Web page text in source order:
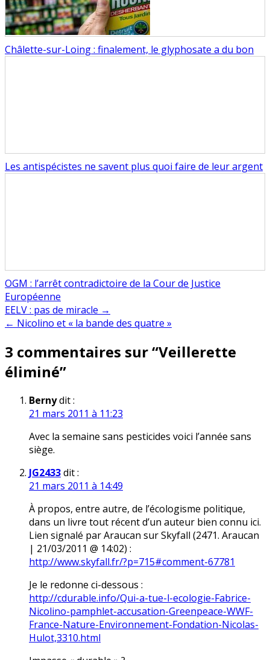
Châlette-sur-Loing : finalement, le glyphosate a du bon
Les antispécistes ne savent plus quoi faire de leur argent
OGM : l’arrêt contradictoire de la Cour de Justice
Européenne
Navigation
de
l’article
EELV : pas de miracle →
← Nicolino et « la bande des quatre »
3 commentaires sur “Veillerette
éliminé”
Bernydit :
21 mars 2011 à 11:23
Avec la semaine sans pesticides voici l’année sans
siège.
JG2433dit :
21 mars 2011 à 14:49
À propos, entre autre, de l’écologisme politique,
dans un livre tout récent d’un auteur bien connu ici.
Lien signalé par Araucan sur Skyfall (2471. Araucan
| 21/03/2011 @ 14:02) :
http://www.skyfall.fr/?p=715#comment-67781
Je le redonne ci-dessous :
http://cdurable.info/Qui-a-tue-l-ecologie-Fabrice-
Nicolino-pamphlet-accusation-Greenpeace-WWF-
France-Nature-Environnement-Fondation-Nicolas-
Hulot,3310.html